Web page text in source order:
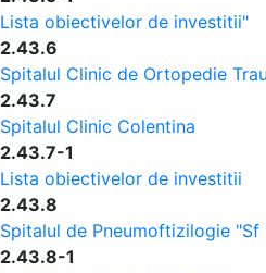
Lista obiectivelor de investitii"
2.43.6
Spitalul Clinic de Ortopedie
2.43.7
Spitalul Clinic Colentina
2.43.7-1
Lista obiectivelor de investitii
2.43.8
Spitalul de Pneumoftizilogie "Sf
2.43.8-1